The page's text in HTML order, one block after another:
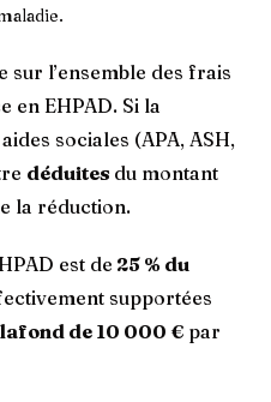
sur l’ensemble des frais
en EHPAD. Si la
sociales (APA, ASH,
déduites du montant
la réduction.
est de 25 % du
supportées
de 10 000 € par